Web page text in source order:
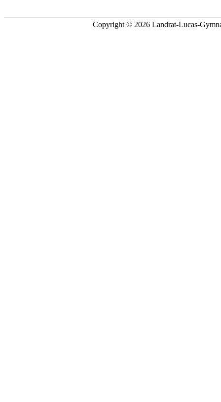
Copyright © 2026 Landrat-Lucas-